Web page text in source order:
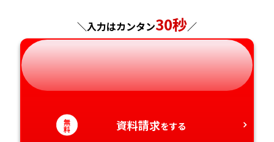
神奈川県
岐阜県
静岡県
愛知県
奈良県
和歌山県
広島県
山口県
徳島県
香川県
長崎県
熊本県
大分県
宮崎県
＼入力はカンタン30秒／
無
料 資料請求をする